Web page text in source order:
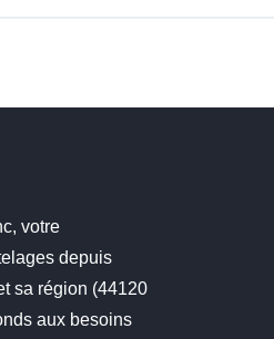
votre
depuis
sa région (44120
aux besoins